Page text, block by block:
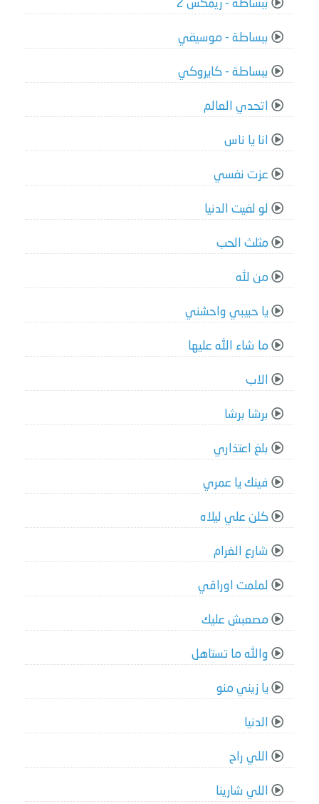
ببساطة - ريمكس 2
ببساطة - موسيقي
ببساطة - كايروكي
اتحدي العالم
انا يا ناس
عزت نفسي
لو لفيت الدنيا
مثلث الحب
من لله
يا حبيبي واحشني
ما شاء الله عليها
الاب
برشا برشا
بلغ اعتذاري
فينك يا عمري
كلن علي ليلاه
شارع الغرام
لملمت اوراقي
مصعبش عليك
والله ما تستاهل
يا زيني منو
الدنيا
اللي راح
اللي شارينا